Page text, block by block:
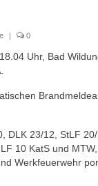
| 0
Uhr, Bad
DLK 23/12, StLF 20/
10 KatS und
Werkfeuerwehr